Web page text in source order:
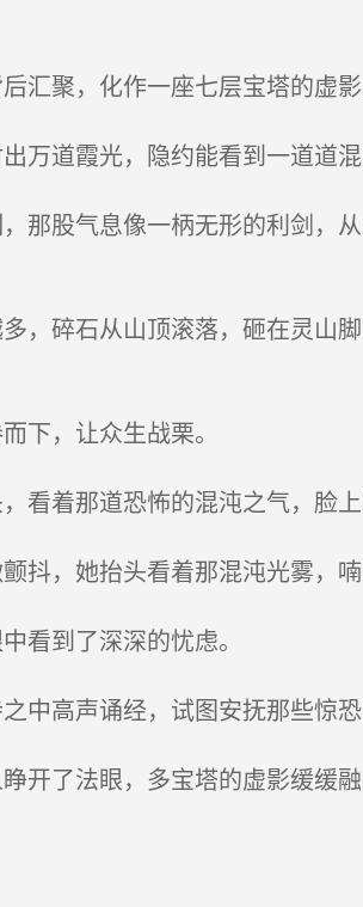
聚，化作一座七层宝塔的虚影
道霞光，隐约能看到一道道混
那股气息像一柄无形的利剑，
，碎石从山顶滚落，砸在灵山
下，让众生战栗。
着那道恐怖的混沌之气，脸上
，她抬头看着那混沌光雾，
看到了深深的忧虑。
高声诵经，试图安抚那些惊恐
开了法眼，多宝塔的虚影缓缓